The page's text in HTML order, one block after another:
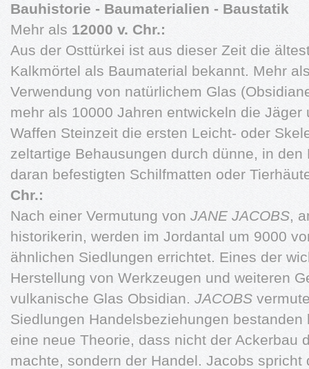
Bauhistorie - Baumaterialien - Baustatik
Mehr als 12000 v. Chr.:
Aus der Osttürkei ist aus dieser Zeit die
Kalkmörtel als Baumaterial bekannt. Mehr
Verwendung von natürlichem Glas
mehr als 10000 Jahren entwickeln die
Waffen Steinzeit die ersten Leicht- oder
zeltartige Behausungen durch dünne, in
daran befestigten Schilfmatten oder
Chr.:
Nach einer Vermutung von JANE JACOBS,
historikerin, werden im Jordantal um 9000
ähnlichen Siedlungen errichtet. Eines der
Herstellung von Werkzeugen und weiteren
vulkanische Glas Obsidian. JACOBS
Siedlungen Handelsbeziehungen
eine neue Theorie, dass nicht der Ackerbau
machte, sondern der Handel. Jacobs spricht